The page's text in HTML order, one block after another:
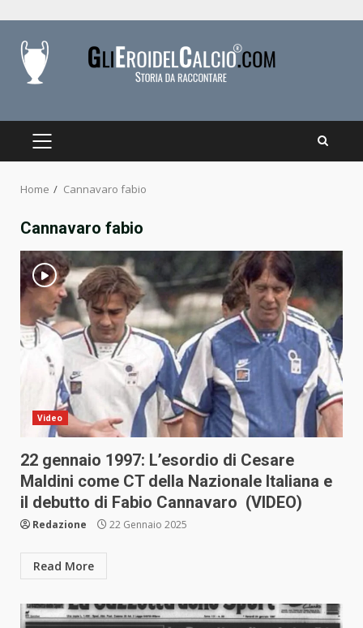
content
PRIMARY
Home Cannavaro fabio
Cannavaro fabio
Video
22 gennaio 1997: L’esordio di Cesare
Maldini come CT della Nazionale Italiana e
il debutto di Fabio Cannavaro (VIDEO)
Redazione 22 Gennaio 2025
Read More